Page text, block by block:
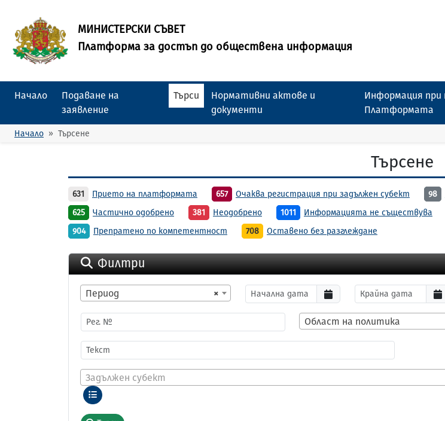
МИНИСТЕРСКИ СЪВЕТ
Платформа за достъп до обществена информация
Начало
Подаване на
заявление
Търси
Нормативни актове и
документи
Информация при
Платформата
Начало Търсене
Търсене
631 Прието на платформата 657 Очаква регистрация при задължен субект 98
625
Частично одобрено 381 Неодобрено 1011 Информацията не съществува
904
Препратено по компетентност 708 Оставено без разглеждане
Филтри
×
Период
Област на политика
Задължен субект